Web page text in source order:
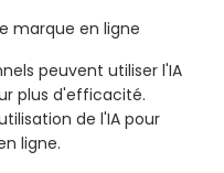
marque en ligne
peuvent utiliser l'IA
plus d'efficacité.
de l'IA pour
ligne.